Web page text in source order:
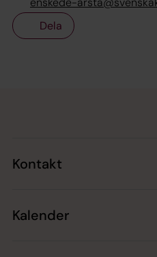
Dela
Kontakt
Kalender